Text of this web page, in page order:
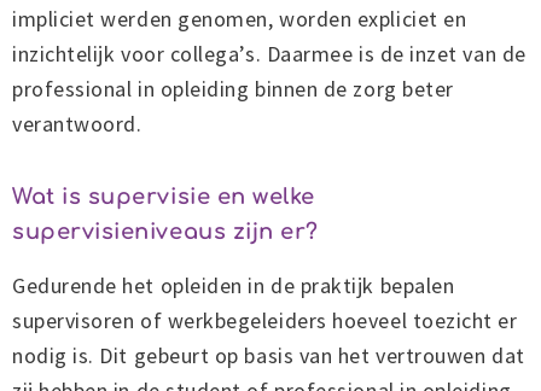
impliciet werden genomen, worden expliciet en
inzichtelijk voor collega’s. Daarmee is de inzet van de
professional in opleiding binnen de zorg beter
verantwoord.
Wat is supervisie en welke
supervisieniveaus zijn er?
Gedurende het opleiden in de praktijk bepalen
supervisoren of werkbegeleiders hoeveel toezicht er
nodig is. Dit gebeurt op basis van het vertrouwen dat